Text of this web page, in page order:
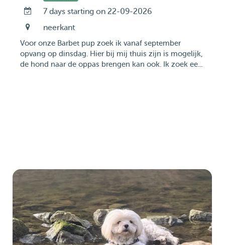
7 days starting on 22-09-2026
neerkant
Voor onze Barbet pup zoek ik vanaf september
opvang op dinsdag. Hier bij mij thuis zijn is mogelijk,
de hond naar de oppas brengen kan ook. Ik zoek ee...